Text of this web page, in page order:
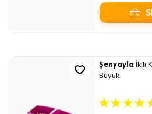
Şenyayla İkili
Büyük
★★★★